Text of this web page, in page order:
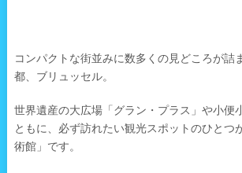
コンパクトな街並みに数多くの見どころが詰
都、ブリュッセル。
世界遺産の大広場「グラン・プラス」や小便
ともに、必ず訪れたい観光スポットのひとつ
術館」です。